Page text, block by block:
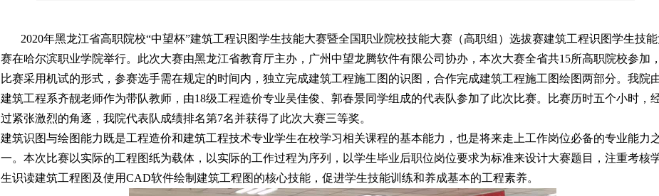
2020年黑龙江省高职院校“中望杯”建筑工程识图学生技能大赛暨全国职业院校技能大赛（高职组）选拔赛建筑工程识图学生技
赛在哈尔滨职业学院举行。此次大赛由黑龙江省教育厅主办，广州中望龙腾软件有限公司协办，本次大赛全省共15所高职院校参加
比赛采用机试的形式，参赛选手需在规定的时间内，独立完成建筑工程施工图的识图，合作完成建筑工程施工图绘图两部分。我院
建筑工程系齐靓老师作为带队教师，由18级工程造价专业吴佳俊、郭春景同学组成的代表队参加了此次比赛。比赛历时五个小时，
过紧张激烈的角逐，我院代表队成绩排名第7名并获得了此次大赛三等奖。
建筑识图与绘图能力既是工程造价和建筑工程技术专业学生在校学习相关课程的基本能力，也是将来走上工作岗位必备的专业能力
一。本次比赛以实际的工程图纸为载体，以实际的工作过程为序列，以学生毕业后职位岗位要求为标准来设计大赛题目，注重考核
生识读建筑工程图及使用CAD软件绘制建筑工程图的核心技能，促进学生技能训练和养成基本的工程素养。